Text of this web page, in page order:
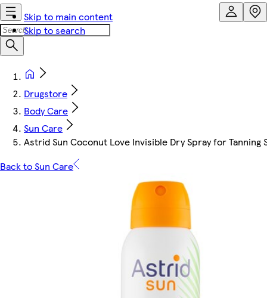
Skip to main content
Skip to search
Drugstore
Body Care
Sun Care
Astrid Sun Coconut Love Invisible Dry Spray for Tanning
Back to Sun Care